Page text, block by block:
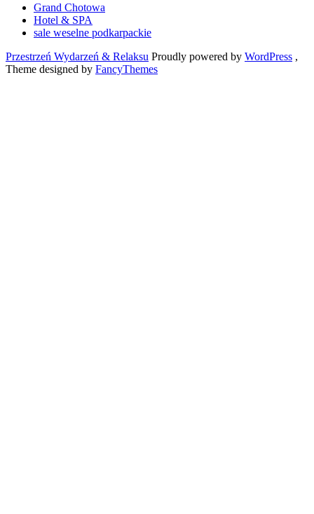
Grand Chotowa
Hotel & SPA
sale weselne podkarpackie
Przestrzeń Wydarzeń & Relaksu Proudly powered by WordPress ,
Theme designed by FancyThemes